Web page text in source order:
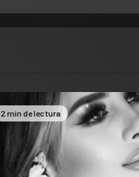
2 min de lectura